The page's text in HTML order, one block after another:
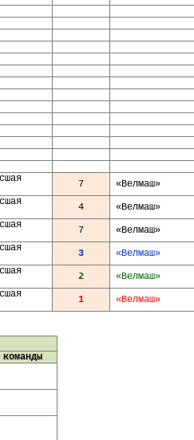
7 «Велмаш»
4 «Велмаш»
7 «Велмаш»
3 «Велмаш»
2 «Велмаш»
1 «Велмаш»